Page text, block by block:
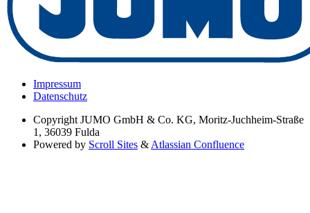
Impressum
Datenschutz
Copyright JUMO GmbH & Co. KG, Moritz-Juchheim-Straße
1, 36039 Fulda
Powered by Scroll Sites & Atlassian Confluence